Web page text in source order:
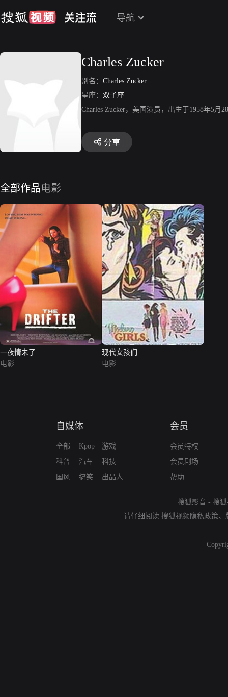
导航
Charles Zucker
别名： Charles Zucker
星座： 双子座
Charles Zucker，美国演员，出生于1958年5月
分享
全部作品电影
一夜情未了
电影
现代女孩们
电影
自媒体
全部
科普
国风
Kpop
汽车
搞笑
游戏
科技
出品人
会员
会员特权
会员剧场
帮助
搜狐影音 - 搜
请仔细阅读 搜狐视频隐私政策、